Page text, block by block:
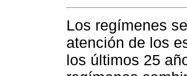
Los regímenes
atención de los
los últimos 25